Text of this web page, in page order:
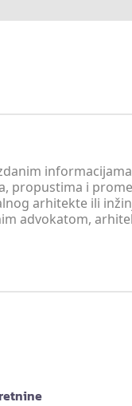
i
arhitekte ili
advokatom,